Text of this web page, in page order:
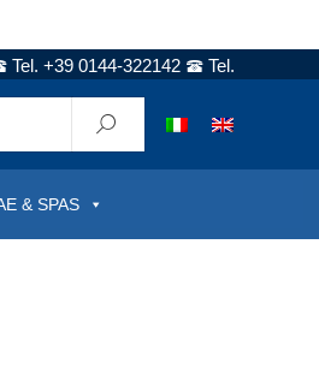
Tel. +39 0144-322142
Tel.
& SPAS